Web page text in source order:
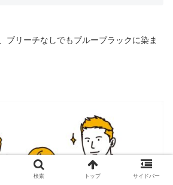
ブリーチなしでもブルーブラックに染ま
検索 トップ サイドバー